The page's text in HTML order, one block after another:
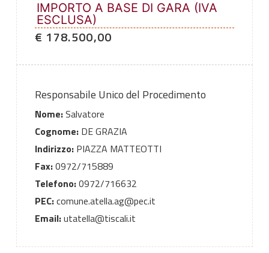
IMPORTO A BASE DI GARA (IVA
ESCLUSA)
€ 178.500,00
Responsabile Unico del Procedimento
Nome:Salvatore
Cognome:DE GRAZIA
Indirizzo:PIAZZA MATTEOTTI
Fax:0972/715889
Telefono:0972/716632
PEC:comune.atella.ag@pec.it
Email:utatella@tiscali.it